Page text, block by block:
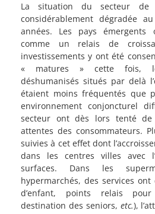
La situation du secteur de
considérablement dégradée
années. Les pays
comme un relais de
investissements y ont été
« matures » cette fois,
déshumanisés situés par delà
étaient moins fréquentés que
environnement conjoncturel
secteur ont dès lors tenté
attentes des consommateurs.
suivies à cet effet dont
dans les centres villes avec
surfaces. Dans les
hypermarchés, des services
d’enfant, points relais
destination des seniors, etc.),